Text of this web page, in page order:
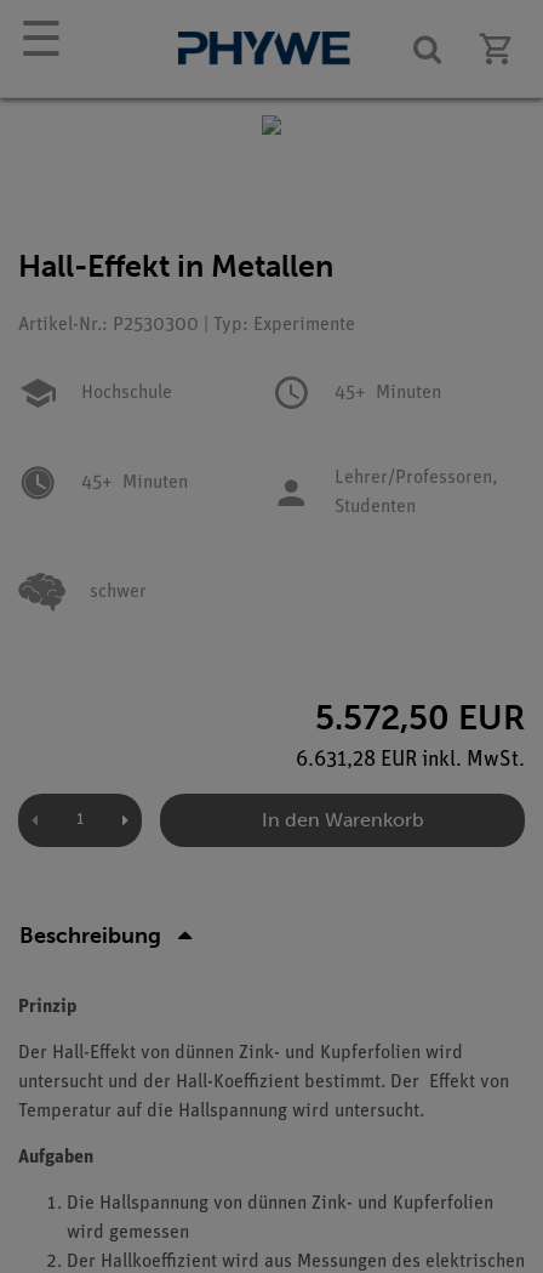
☰
Hall-Effekt in Metallen
Artikel-Nr.: P2530300 | Typ: Experimente
Hochschule 45+ Minuten
45+ Minuten
Lehrer/Professoren,
Studenten
schwer
5.572,50 EUR
6.631,28 EUR inkl. MwSt.
In den Warenkorb
Beschreibung
Prinzip
Der Hall-Effekt von dünnen Zink- und Kupferfolien wird
untersucht und der Hall-Koeffizient bestimmt. Der Effekt von
Temperatur auf die Hallspannung wird untersucht.
Aufgaben
Die Hallspannung von dünnen Zink- und Kupferfolien
wird gemessen
Der Hallkoeffizient wird aus Messungen des elektrischen